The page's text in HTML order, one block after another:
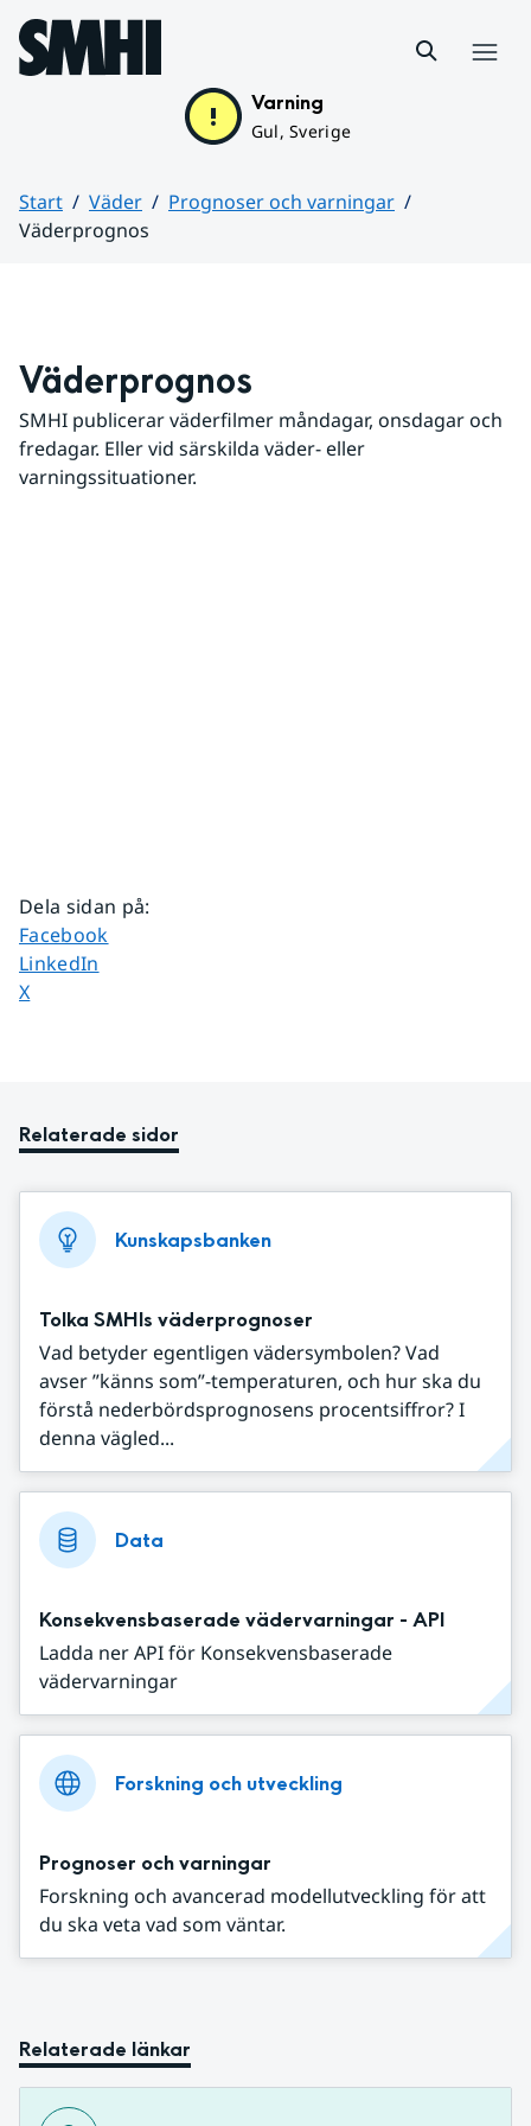
Hoppa till sidans innehåll
Varning
Gul, Sverige
Start Väder
Prognoser och varningar
Väderprognos
Väderprognos
SMHI publicerar väderfilmer måndagar, onsdagar och
fredagar. Eller vid särskilda väder- eller
varningssituationer.
Dela sidan på:
Dela sidan på
Facebook
Dela sidan på
LinkedIn
Dela sidan på
X
Relaterade sidor
Kunskapsbanken
Tolka SMHIs väderprognoser
Vad betyder egentligen vädersymbolen? Vad
avser ”känns som”-temperaturen, och hur ska du
förstå nederbördsprognosens procentsiffror? I
denna vägled...
Data
Konsekvensbaserade vädervarningar - API
Ladda ner API för Konsekvensbaserade
vädervarningar
Forskning och utveckling
Prognoser och varningar
Forskning och avancerad modellutveckling för att
du ska veta vad som väntar.
Relaterade länkar